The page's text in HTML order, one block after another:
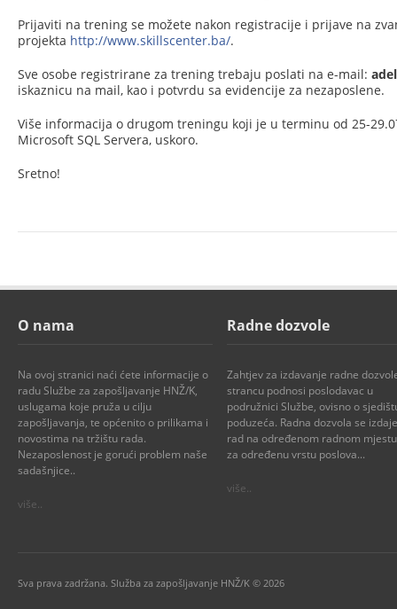
Prijaviti na trening se možete nakon registracije i prijave na
projekta http://www.skillscenter.ba/.
Sve osobe registrirane za trening trebaju poslati na e-mail:
iskaznicu na mail, kao i potvrdu sa evidencije za nezaposlene.
Više informacija o drugom treningu koji je u terminu od 25-
Microsoft SQL Servera, uskoro.
Sretno!
O nama
Na ovoj stranici naći ćete informacije o
radu Službe za zapošljavanje HNŽ/K,
uslugama koje pruža u cilju
zapošljavanja, te općenito o prilikama i
novostima na tržištu rada.
Nezaposlenost je gorući problem naše
sadašnjice..
više..
Radne dozvole
Zahtjev za izdavanje radne
strancu podnosi poslodavac u
podružnici Službe, ovisno o
poduzeća. Radna dozvola se
rad na određenom radnom
za određenu vrstu poslova...
više..
Sva prava zadržana. Služba za zapošljavanje HNŽ/K © 2026